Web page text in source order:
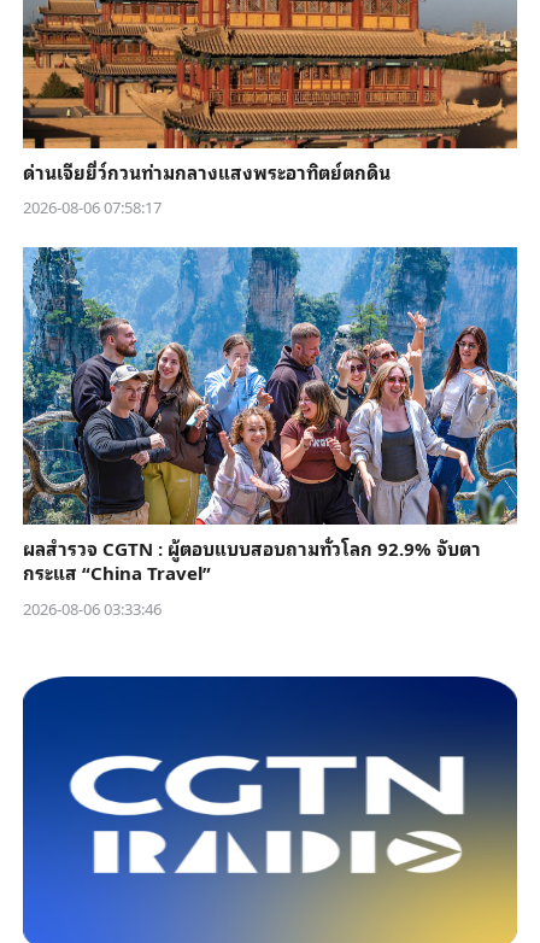
ด่านเจียยี่ว์กวนท่ามกลางแสงพระอาทิตย์ตกดิน
2026-08-06 07:58:17
ผลสำรวจ CGTN : ผู้ตอบแบบสอบถามทั่วโลก 92.9% จับตา
กระแส “China Travel”
2026-08-06 03:33:46